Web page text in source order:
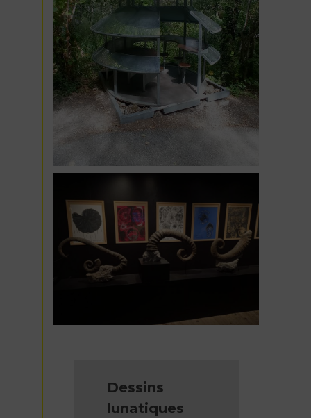
Dessins
lunatiques